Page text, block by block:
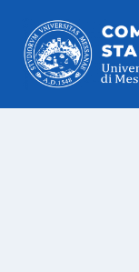
contenuto